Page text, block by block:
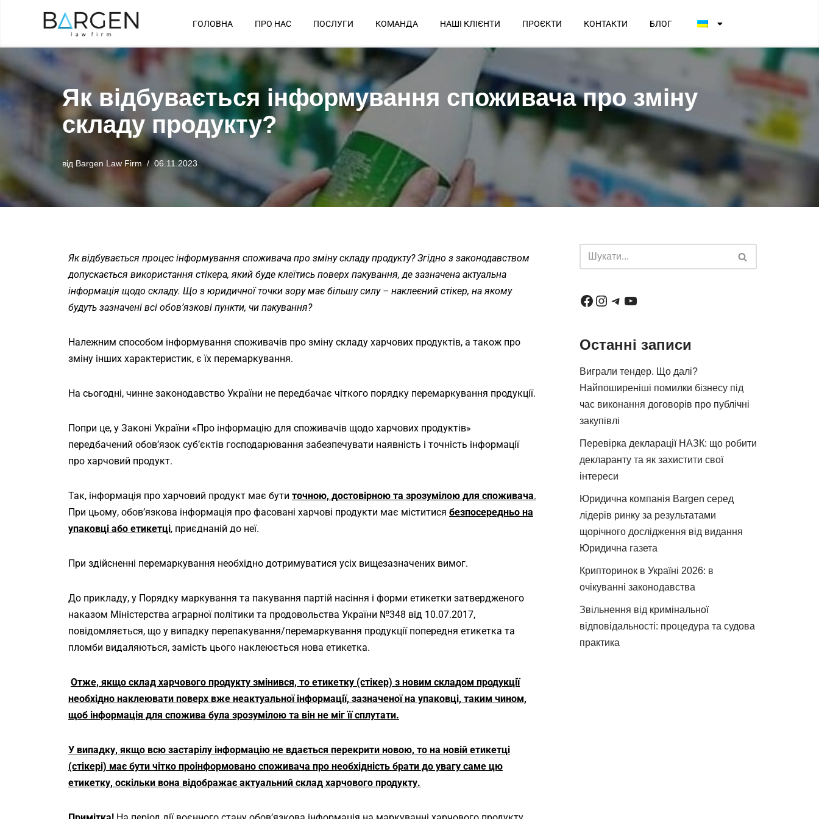
до
вмісту
ГОЛОВНА ПРО НАС ПОСЛУГИ КОМАНДА НАШІ КЛІЄНТИ ПРОЄКТИ КОНТАКТИ БЛОГ
Як відбувається інформування споживача про зміну
складу продукту?
від Bargen Law Firm 06.11.2023
Як відбувається процес інформування споживача про зміну складу продукту? Згідно з законодавством
допускається використання стікера, який буде клеїтись поверх пакування, де зазначена актуальна
інформація щодо складу. Що з юридичної точки зору має більшу силу – наклеєний стікер, на якому
будуть зазначені всі обов’язкові пункти, чи пакування?
Належним способом інформування споживачів про зміну складу харчових продуктів, а також про
зміну інших характеристик, є їх перемаркування.
На сьогодні, чинне законодавство України не передбачає чіткого порядку перемаркування продукції.
Попри це, у Законі України «Про інформацію для споживачів щодо харчових продуктів»
передбачений обов’язок суб’єктів господарювання забезпечувати наявність і точність інформації
про харчовий продукт.
Так, інформація про харчовий продукт має бути точною, достовірною та зрозумілою для споживача.
При цьому, обов’язкова інформація про фасовані харчові продукти має міститися безпосередньо на
упаковці або етикетці, приєднаній до неї.
При здійсненні перемаркування необхідно дотримуватися усіх вищезазначених вимог.
До прикладу, у Порядку маркування та пакування партій насіння і форми етикетки затвердженого
наказом Міністерства аграрної політики та продовольства України №348 від 10.07.2017,
повідомляється, що у випадку перепакування/перемаркування продукції попередня етикетка та
пломби видаляються, замість цього наклеюється нова етикетка.
Отже, якщо склад харчового продукту змінився, то етикетку (стікер) з новим складом продукції
необхідно наклеювати поверх вже неактуальної інформації, зазначеної на упаковці, таким чином,
щоб інформація для спожива була зрозумілою та він не міг її сплутати.
У випадку, якщо всю застарілу інформацію не вдається перекрити новою, то на новій етикетці
(стікері) має бути чітко проінформовано споживача про необхідність брати до увагу саме цю
етикетку, оскільки вона відображає актуальний склад харчового продукту.
Останні записи
Виграли тендер. Що далі?
Найпоширеніші помилки бізнесу під
час виконання договорів про публічні
закупівлі
Перевірка декларації НАЗК: що робити
декларанту та як захистити свої
інтереси
Юридична компанія Bargen серед
лідерів ринку за результатами
щорічного дослідження від видання
Юридична газета
Крипторинок в Україні 2026: в
очікуванні законодавства
Звільнення від кримінальної
відповідальності: процедура та судова
практика